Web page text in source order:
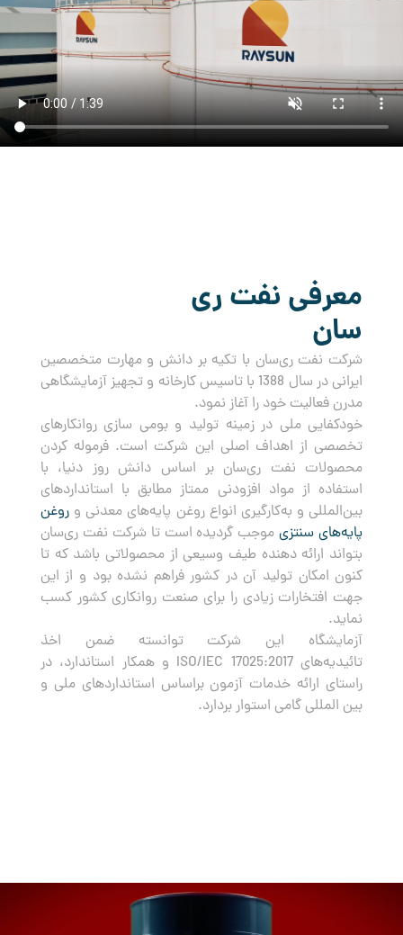
معرفی نفت ری
سان
شرکت نفت ری‌سان با تکیه بر دانش و مهارت متخصصین
ایرانی در سال 1388 با تاسیس کارخانه و تجهیز آزمایشگاهی
مدرن فعالیت خود را آغاز نمود.
خودکفایی ملی در زمینه تولید و بومی سازی روانکارهای
تخصصی از اهداف اصلی این شرکت است. فرموله کردن
محصولات نفت ری‌سان بر اساس دانش روز دنیا، با
استفاده از مواد افزودنی ممتاز مطابق با استانداردهای
بین‌المللی و به‌کارگیری انواع روغن پایه‌های معدنی وروغن
پایه‌های سنتزیموجب گردیده است تا شرکت نفت ری‌سان
بتواند ارائه دهنده طیف وسیعی از محصولاتی باشد که تا
کنون امکان تولید آن در کشور فراهم نشده بود و از این
جهت افتخارات زیادی را برای صنعت روانکاری کشور کسب
نماید.
آزمایشگاه این شرکت توانسته ضمن اخذ
تائیدیه‌های ISO/IEC 17025:2017 و همکار استاندارد، در
راستای ارائه خدمات آزمون براساس استانداردهای ملی و
بین المللی گامی استوار بردارد.